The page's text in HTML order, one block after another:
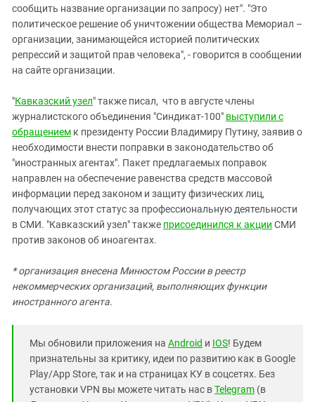
сообщить название организации по запросу) нет". "Это
политическое решение об уничтожении общества Мемориал –
организации, занимающейся историей политических
репрессий и защитой прав человека", - говорится в сообщении
на сайте организации.
"Кавказский узел" также писал, что в августе члены
журналистского объединения "Синдикат-100" выступили с
обращением к президенту России Владимиру Путину, заявив о
необходимости внести поправки в законодательство об
"иностранных агентах". Пакет предлагаемых поправок
направлен на обеспечение равенства средств массовой
информации перед законом и защиту физических лиц,
получающих этот статус за профессиональную деятельности
в СМИ. "Кавказский узел" также присоединился к акции СМИ
против законов об иноагентах.
* организация внесена Минюстом России в реестр
некоммерческих организаций, выполняющих функции
иностранного агента.
Мы обновили приложения на Android и IOS! Будем
признательны за критику, идеи по развитию как в Google
Play/App Store, так и на страницах КУ в соцсетях. Без
установки VPN вы можете читать нас вTelegram (в